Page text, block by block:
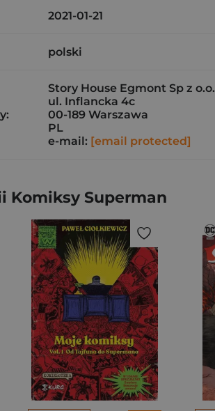
2021-01-21
polski
Story House Egmont Sp z o.o.
ul. Inflancka 4c
00-189 Warszawa
PL
e-mail: [email protected]
Komiksy Superman